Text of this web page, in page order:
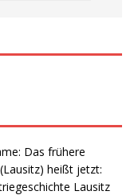
Das frühere
heißt jetzt:
Lausitz